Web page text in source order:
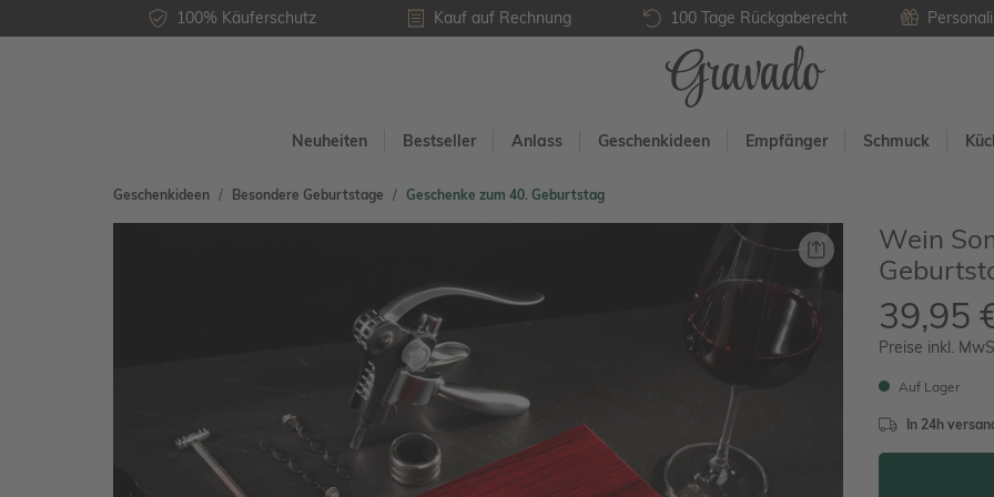
100% Käuferschutz Kauf auf Rechnung 100 Tage Rückgaberecht
Neuheiten Bestseller Anlass Geschenkideen Empfänger Schmuck
Geschenkideen Besondere Geburtstage Geschenke zum 40. Geburtstag
Wein
39,95
Preise inkl.
Auf Lager
In 24h